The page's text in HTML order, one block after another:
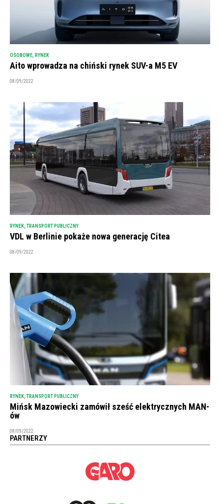
OSOBOWE, RYNEK
Aito wprowadza na chiński rynek SUV-a M5 EV
08/09/2022
RYNEK TRANSPORT PUBLICZNY
VDL w Berlinie pokaże nowa generację Citea
08/09/2022
RYNEK, TRANSPORT PUBLICZNY
Mińsk Mazowiecki zamówił sześć elektrycznych MAN-
ów
08/09/2022
PARTNERZY